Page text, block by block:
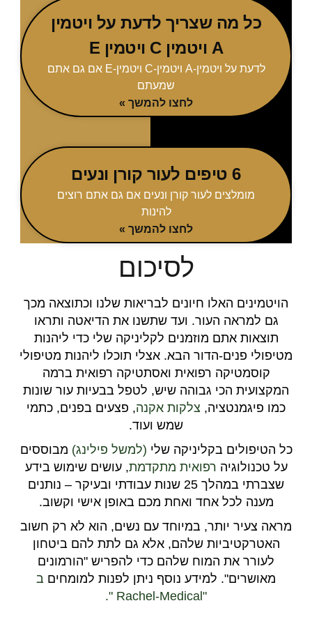
כל מה שצריך לדעת על ויטמין
A ויטמין C ויטמין E
לדעת על ויטמין-A ויטמין-C ויטמין-E אם גם אתם
שמעתם
לחצו להמשך »
6 טיפים לעור קורן ונעים
מומלצים לעור קורן ונעים אם גם אתם רוצים
להינות
לחצו להמשך »
לסיכום
הויטמינים האלו חיונים לבריאות שלנו וכתוצאה מכך
גם למראה העור. ועד שתשנו את הדיאטה ותראו
תוצאות אתם מוזמנים לקליניקה שלי כדי ליהנות
מטיפולי פנים-הדור הבא. אצלי תוכלו ליהנות מטיפולי
קוסמטיקה רפואית ואסתטיקה רפואית ברמה
המקצועית הכי גבוהה שיש, לטפל בבעיות עור שונות
כמו פיגמנטציה, צלקות אקנה, פצעים בפנים, כתמי
שמש ועוד.
כל הטיפולים בקליניקה שלי (למשל פילינג) מבוססים
על טכנולוגיה רפואית מתקדמת, עושים שימוש בידע
שצברתי במהלך 25 שנות עבודתי ובעיקר – נותנים
מענה לכל אחד ואחת מכם באופן אישי וקשוב.
מראה צעיר יותר, במיוחד עם נשים, הוא לא רק חשוב
האטרקטיביות שלהם, אלא גם לתת להם ביטחון
לעורר את המוח שלהם כדי להפריש "הורמונים
מאושרים". למידע נוסף ניתן לפנות למומחים ב
"Rachel-Medical ".